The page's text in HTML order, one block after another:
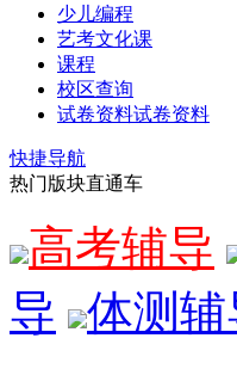
少儿编程
艺考文化课
课程
校区查询
试卷资料试卷资料
快捷导航
热门版块直通车
高考辅导
导
体测辅